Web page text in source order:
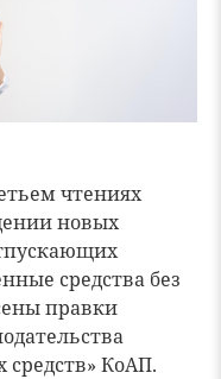
чтениях
новых
средства без
правки
КоАП.